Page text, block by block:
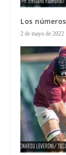
Los
2 de mayo de 2022